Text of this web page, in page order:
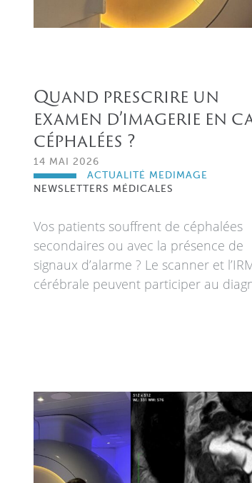
Quand prescrire un
examen d’imagerie en
céphalées ?
14 MAI 2026
ACTUALITÉ MEDIMAGE
NEWSLETTERS MÉDICALES
Vos patients souffrent de céphalées
secondaires ou avec la présence de
signaux d’alarme ? Le scanner et
cérébrale peuvent participer au